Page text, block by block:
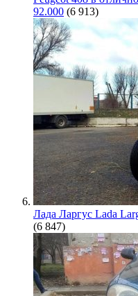
92.000 (6 913)
Лада Ларгус Lada
(6 847)